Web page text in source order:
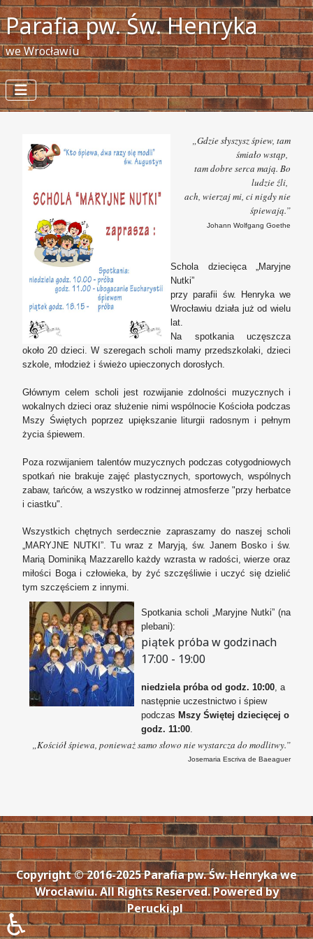
Parafia pw. Św. Henryka
we Wrocławiu
„Gdzie słyszysz śpiew, tam
śmiało wstąp,
tam dobre serca mają. Bo
ludzie źli,
ach, wierzaj mi, ci nigdy nie
śpiewają.”
Johann Wolfgang Goethe
Schola dziecięca „Maryjne
Nutki”
przy parafii św. Henryka we
Wrocławiu działa już od wielu
lat.
Na spotkania uczęszcza
około 20 dzieci. W szeregach scholi mamy przedszkolaki, dzieci
szkole, młodzież i świeżo upieczonych dorosłych.
Głównym celem scholi jest rozwijanie zdolności muzycznych i
wokalnych dzieci oraz służenie nimi wspólnocie Kościoła podczas
Mszy Świętych poprzez upiększanie liturgii radosnym i pełnym
życia śpiewem.
Poza rozwijaniem talentów muzycznych podczas cotygodniowych
spotkań nie brakuje zajęć plastycznych, sportowych, wspólnych
zabaw, tańców, a wszystko w rodzinnej atmosferze "przy herbatce
i ciastku".
Wszystkich chętnych serdecznie zapraszamy do naszej scholi
„MARYJNE NUTKI”. Tu wraz z Maryją, św. Janem Bosko i św.
Marią Dominiką Mazzarello każdy wzrasta w radości, wierze oraz
miłości Boga i człowieka, by żyć szczęśliwie i uczyć się dzielić
tym szczęściem z innymi.
Spotkania scholi „Maryjne Nutki” (na
plebani):
piątek próba w godzinach
17:00 - 19:00
niedziela próba od godz. 10:00, a
następnie uczestnictwo i śpiew
podczas Mszy Świętej dziecięcej o
godz. 11:00.
„Kościół śpiewa, ponieważ samo słowo nie wystarcza do modlitwy.”
Josemaria Escriva de Baeaguer
Copyright © 2016-2025 Parafia pw. Św. Henryka we
Wrocławiu. All Rights Reserved. Powered by
Perucki.pl